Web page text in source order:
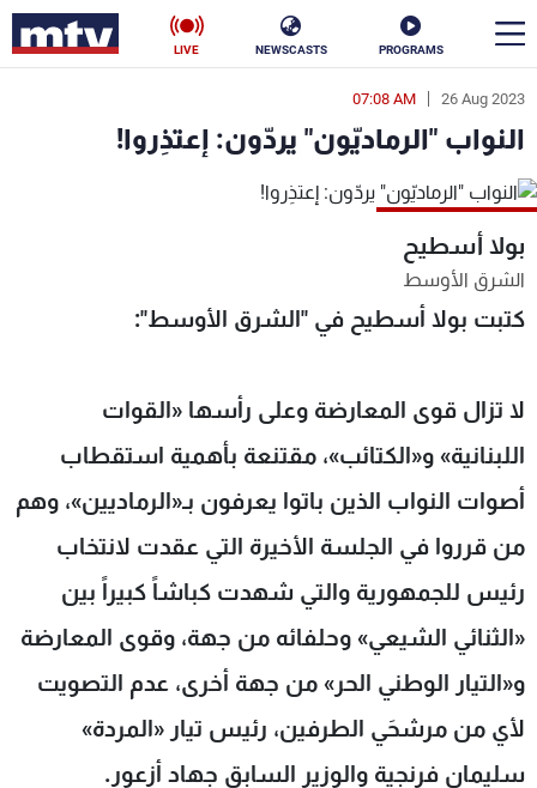
PROGRAMS
NEWSCASTS
LIVE
26 Aug 2023
07:08 AM
النواب "الرماديّون" يردّون: إعتذِروا!
بولا أسطيح
الشرق الأوسط
كتبت بولا أسطيح في "الشرق الأوسط":
لا تزال قوى المعارضة وعلى رأسها «القوات
اللبنانية» و«الكتائب»، مقتنعة بأهمية استقطاب
أصوات النواب الذين باتوا يعرفون بـ«الرماديين»، وهم
من قرروا في الجلسة الأخيرة التي عقدت لانتخاب
رئيس للجمهورية والتي شهدت كباشاً كبيراً بين
«الثنائي الشيعي» وحلفائه من جهة، وقوى المعارضة
و«التيار الوطني الحر» من جهة أخرى، عدم التصويت
لأي من مرشحَي الطرفين، رئيس تيار «المردة»
سليمان فرنجية والوزير السابق جهاد أزعور.
en
الأخبار
سياسة
إقتصاد
منوعات رياضة
البرامج
شاهد البرامج
الترددات
عن MTV
الإنـتـاج
لاعلاناتكم
وظائف
تواصل معنا
شروط الإسـتخدام
سياسة الخصوصية